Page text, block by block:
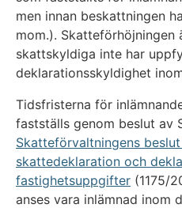
men innan beskattningen
mom.).
skattskyldiga inte har
deklarationsskyldighet
Tidsfristerna för
fastställs genom beslut av
Skatteförvaltningens
skattedeklaration och
fastighetsuppgifter (1175/
anses vara inlämnad inom